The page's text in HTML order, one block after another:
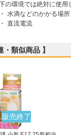
環境では絶対に使用
などのかかる場所
流電流
・類似商品 】
販売終了